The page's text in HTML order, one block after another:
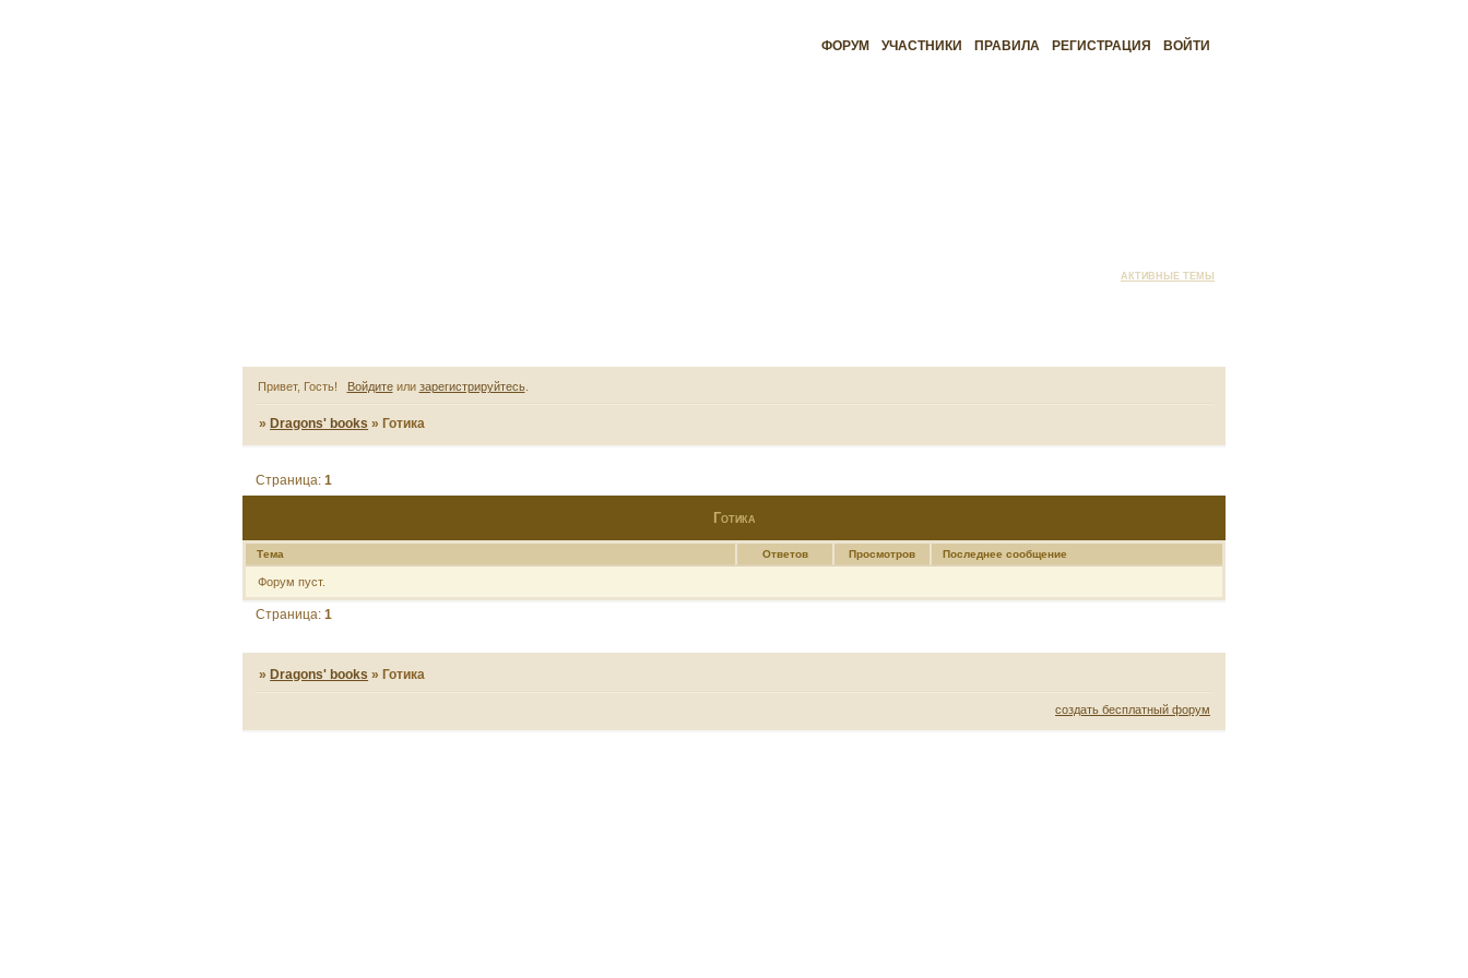
ФОРУМ УЧАСТНИКИ ПРАВИЛА РЕГИСТРАЦИЯ ВОЙТИ
АКТИВНЫЕ ТЕМЫ
Привет, Гость! Войдитеили зарегистрируйтесь.
»Dragons' books »Готика
Готика
Страница:1
Тема Ответов Просмотров Последнее сообщение
Форум пуст.
Страница:1
» Dragons' books » Готика
создать бесплатный форум